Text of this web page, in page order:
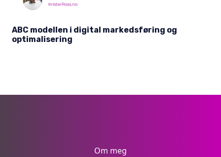
ABC modellen i digital markedsføring og
optimalisering
Om meg